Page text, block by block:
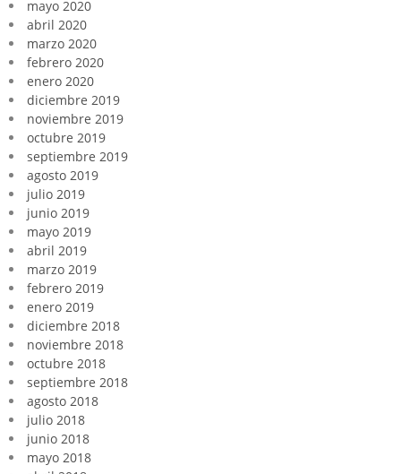
mayo 2020
abril 2020
marzo 2020
febrero 2020
enero 2020
diciembre 2019
noviembre 2019
octubre 2019
septiembre 2019
agosto 2019
julio 2019
junio 2019
mayo 2019
abril 2019
marzo 2019
febrero 2019
enero 2019
diciembre 2018
noviembre 2018
octubre 2018
septiembre 2018
agosto 2018
julio 2018
junio 2018
mayo 2018